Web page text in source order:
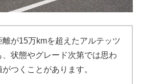
離が15万kmを超えたアルテッツ
、状態やグレード次第では思わ
つくことがあります。